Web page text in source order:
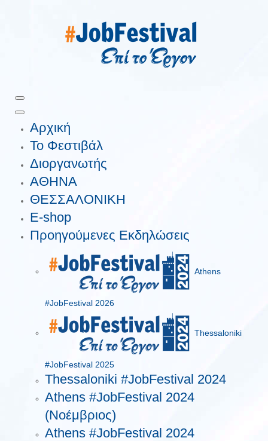
Αρχική
Το Φεστιβάλ
Διοργανωτής
ΑΘΗΝΑ
ΘΕΣΣΑΛΟΝΙΚΗ
E-shop
Προηγούμενες Εκδηλώσεις
Athens
#JobFestival 2026
Thessaloniki
#JobFestival 2025
Thessaloniki #JobFestival 2024
Athens #JobFestival 2024
(Νοέμβριος)
Athens #JobFestival 2024